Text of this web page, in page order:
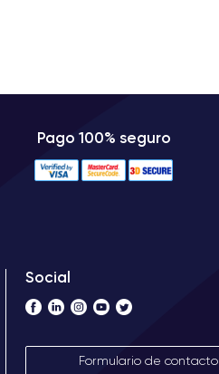
Pago 100% seguro
Social
Formulario de contacto